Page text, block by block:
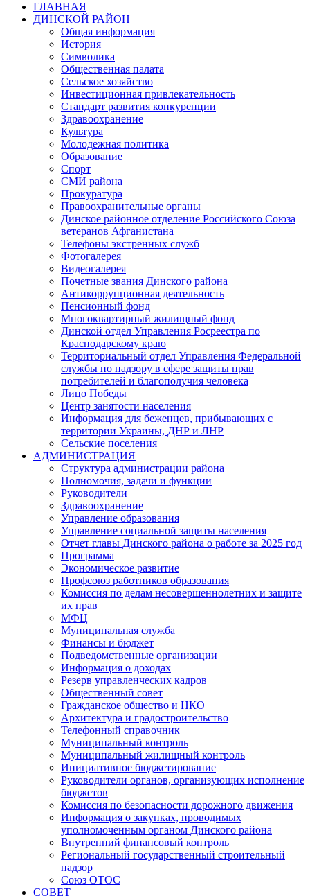
ГЛАВНАЯ
ДИНСКОЙ РАЙОН
Общая информация
История
Символика
Общественная палата
Сельское хозяйство
Инвестиционная привлекательность
Стандарт развития конкуренции
Здравоохранение
Культура
Молодежная политика
Образование
Спорт
СМИ района
Прокуратура
Правоохранительные органы
Динское районное отделение Российского Союза
ветеранов Афганистана
Телефоны экстренных служб
Фотогалерея
Видеогалерея
Почетные звания Динского района
Антикоррупционная деятельность
Пенсионный фонд
Многоквартирный жилищный фонд
Динской отдел Управления Росреестра по
Краснодарскому краю
Территориальный отдел Управления Федеральной
службы по надзору в сфере защиты прав
потребителей и благополучия человека
Лицо Победы
Центр занятости населения
Информация для беженцев, прибывающих с
территории Украины, ДНР и ЛНР
Сельские поселения
АДМИНИСТРАЦИЯ
Структура администрации района
Полномочия, задачи и функции
Руководители
Здравоохранение
Управление образования
Управление социальной защиты населения
Отчет главы Динского района о работе за 2025 год
Программа
Экономическое развитие
Профсоюз работников образования
Комиссия по делам несовершеннолетних и защите
их прав
МФЦ
Муниципальная служба
Финансы и бюджет
Подведомственные организации
Информация о доходах
Резерв управленческих кадров
Общественный совет
Гражданское общество и НКО
Архитектура и градостроительство
Телефонный справочник
Муниципальный контроль
Муниципальный жилищный контроль
Инициативное бюджетирование
Руководители органов, организующих исполнение
бюджетов
Комиссия по безопасности дорожного движения
Информация о закупках, проводимых
уполномоченным органом Динского района
Внутренний финансовый контроль
Региональный государственный строительный
надзор
Союз ОТОС
СОВЕТ